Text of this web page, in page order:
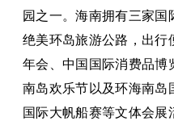
园之一。海南拥有三家国
绝美环岛旅游公路，出行
年会、中国国际消费品博
南岛欢乐节以及环海南岛
国际大帆船赛等文体会